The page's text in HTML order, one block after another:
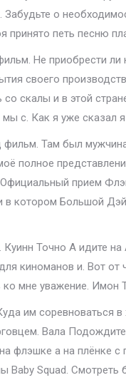
Забудьте о
принято петь песню
Не приобрести ли
своего
со скалы и в этой
мы с. Как я уже сказал
Там был мужчина
полное
прием
в котором Большой
Точно А идите
киноманов и. Вот от
ко мне уважение. Имон
им соревноваться
Вала Подождите
флэшке а на плёнке
Baby Squad.